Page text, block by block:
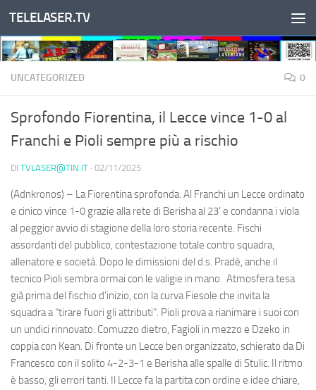
Salta al contenuto
TELELASER.TV
UNCATEGORIZED 0
Sprofondo Fiorentina, il Lecce vince 1-0 al
Franchi e Pioli sempre più a rischio
DI TVLASER@TIN.IT · 02/11/2025
(Adnkronos) – La Fiorentina sprofonda. Al Franchi un Lecce ordinato
e cinico vince 1-0 grazie alla rete di Berisha al 23' e condanna i viola
al peggior avvio di stagione della loro storia recente. Fischi
assordanti del pubblico, contestazione totale contro squadra,
allenatore e società. Dopo le dimissioni del d.s. Pradè, anche il
tecnico Pioli sembra ormai con le valigie in mano. Atmosfera tesa
già prima del fischio d’inizio, con la curva Fiesole che invita la
squadra a “tirare fuori gli attributi”. Pioli prova a rianimare i suoi con
un undici rinnovato: Comuzzo dietro, Fagioli in mezzo e Dzeko in
coppia con Kean. Di fronte un Lecce ben organizzato, schierato da Di
Francesco con il solito 4-2-3-1 e Berisha alle spalle di Stulic. Il ritmo
è basso, gli errori tanti. Il Lecce fa la partita con ordine e idee chiare,